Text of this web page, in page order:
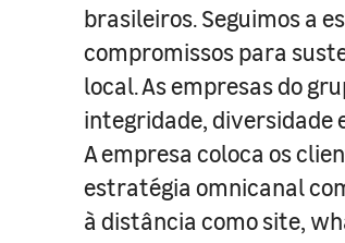
brasileiros. Seguimos a
compromissos para
local. As empresas do
integridade, diversidade
A empresa coloca os
estratégia omnicanal
à distância como site,